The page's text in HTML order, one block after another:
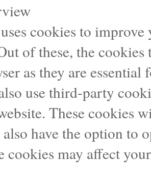
cookies to
of these, the cookies
as they are
use third-party
These cookies
have the option
cookies may affect